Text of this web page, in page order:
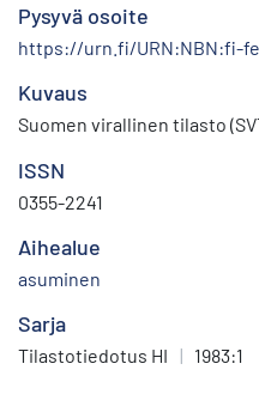
Pysyvä osoite
https://urn.fi/URN:NBN:fi-
Kuvaus
Suomen virallinen tilasto
ISSN
0355-2241
Aihealue
asuminen
Sarja
Tilastotiedotus HI | 1983:1